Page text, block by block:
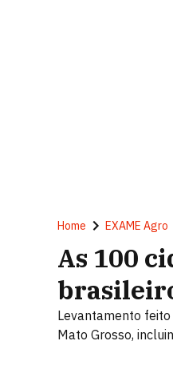
Home EXAME Agro
As 100
Levantamento
Mato Grosso,